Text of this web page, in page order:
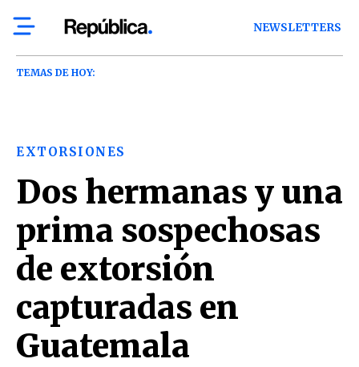
NEWSLETTERS
TEMAS DE HOY:
EXTORSIONES
Dos hermanas y una
prima sospechosas
de extorsión
capturadas en
Guatemala